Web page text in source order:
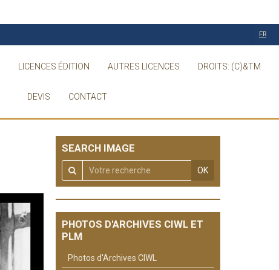
LICENCES ÉDITION AUTRES LICENCES DROITS: (C)&TM
DEVIS CONTACT
FR
SEARCH IMAGE
OK
PHOTOS D'ARCHIVES CIWL ET
PLM
Photos d'Archives CIWL